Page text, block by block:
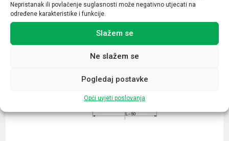
Nepristanak ili povlačenje suglasnosti može negativno utjecati na
određene karakteristike i funkcije.
Slažem se
Ne slažem se
Pogledaj postavke
Opći uvjeti poslovanja